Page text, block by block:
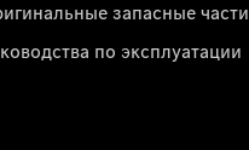
запасные части
по эксплуатации